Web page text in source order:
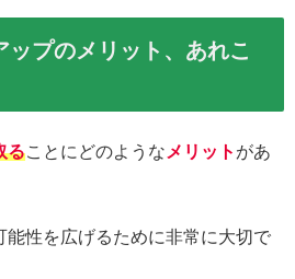
ップのメリット、あれこ
ることにどのような メリット があ
能性を広げるために非常に大切で